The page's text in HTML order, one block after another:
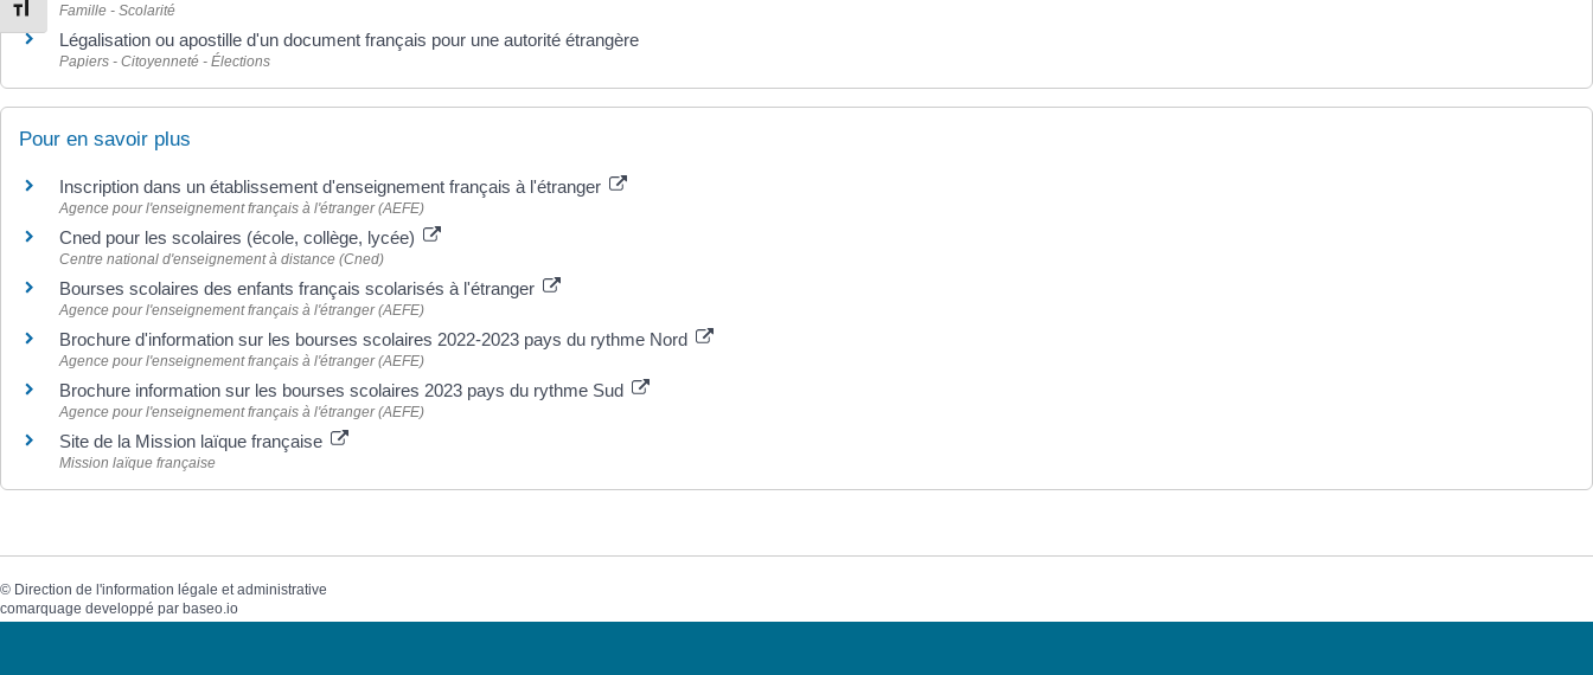
Changer la taille de la police
Famille - Scolarité
Légalisation ou apostille d'un document français pour une autorité étrangère
Papiers - Citoyenneté - Élections
Pour en savoir plus
Inscription dans un établissement d'enseignement français à l'étranger
Agence pour l'enseignement français à l'étranger (AEFE)
Cned pour les scolaires (école, collège, lycée)
Centre national d'enseignement à distance (Cned)
Bourses scolaires des enfants français scolarisés à l'étranger
Agence pour l'enseignement français à l'étranger (AEFE)
Brochure d'information sur les bourses scolaires 2022-2023 pays du rythme Nord
Agence pour l'enseignement français à l'étranger (AEFE)
Brochure information sur les bourses scolaires 2023 pays du rythme Sud
Agence pour l'enseignement français à l'étranger (AEFE)
Site de la Mission laïque française
Mission laïque française
© Direction de l'information légale et administrative
comarquage developpé par baseo.io